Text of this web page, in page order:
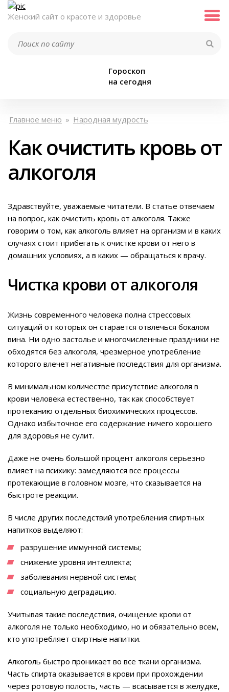
Женский сайт о красоте и здоровье
Гороскоп
на сегодня
Главное меню » Народная мудрость
Как очистить кровь от
алкоголя
Здравствуйте, уважаемые читатели. В статье отвечаем
на вопрос, как очистить кровь от алкоголя. Также
говорим о том, как алкоголь влияет на организм и в каких
случаях стоит прибегать к очистке крови от него в
домашних условиях, а в каких — обращаться к врачу.
Чистка крови от алкоголя
Жизнь современного человека полна стрессовых
ситуаций от которых он старается отвлечься бокалом
вина. Ни одно застолье и многочисленные праздники не
обходятся без алкоголя, чрезмерное употребление
которого влечет негативные последствия для организма.
В минимальном количестве присутствие алкоголя в
крови человека естественно, так как способствует
протеканию отдельных биохимических процессов.
Однако избыточное его содержание ничего хорошего
для здоровья не сулит.
Даже не очень большой процент алкоголя серьезно
влияет на психику: замедляются все процессы
протекающие в головном мозге, что сказывается на
быстроте реакции.
В числе других последствий употребления спиртных
напитков выделяют:
разрушение иммунной системы;
снижение уровня интеллекта;
заболевания нервной системы;
социальную деградацию.
Учитывая такие последствия, очищение крови от
алкоголя не только необходимо, но и обязательно всем,
кто употребляет спиртные напитки.
Алкоголь быстро проникает во все ткани организма.
Часть спирта оказывается в крови при прохождении
через ротовую полость, часть — всасывается в желудке,